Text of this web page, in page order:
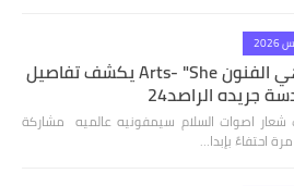
مهرجان "هي الفنون Arts- "She يكشف تفاصيل
جريده الراصد24
اصوات السلام سيمفونيه عالميه مشاركة
احتفاءً بإبدا…